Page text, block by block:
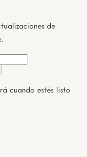
de
cuando estés listo